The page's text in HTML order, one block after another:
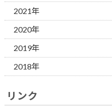
2021年
2020年
2019年
2018年
リンク